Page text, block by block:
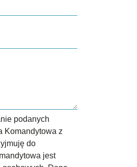
podanych
Komandytowa z
do
jest